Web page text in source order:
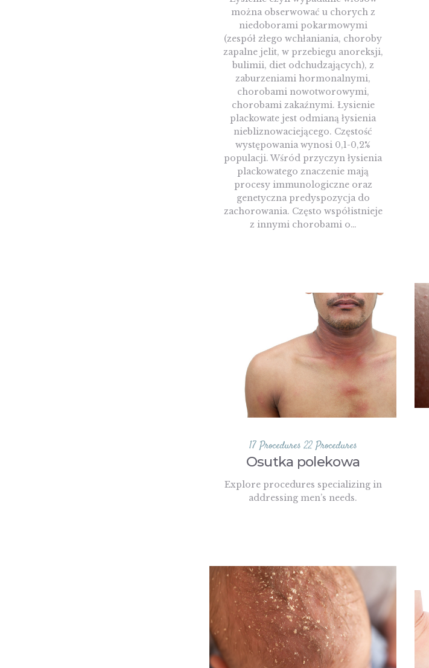
można obserwować u chorych z
niedoborami pokarmowymi
(zespół złego wchłaniania, choroby
zapalne jelit, w przebiegu anoreksji,
bulimii, diet odchudzających), z
zaburzeniami hormonalnymi,
chorobami nowotworowymi,
chorobami zakaźnymi. Łysienie
plackowate jest odmianą łysienia
niebliznowaciejącego. Częstość
występowania wynosi 0,1-0,2%
populacji. Wśród przyczyn łysienia
plackowatego znaczenie mają
procesy immunologiczne oraz
genetyczna predyspozycja do
zachorowania. Często współistnieje
z innymi chorobami o…
17 Procedures 22 Procedures
Osutka polekowa
Explore procedures specializing in
addressing men’s needs.